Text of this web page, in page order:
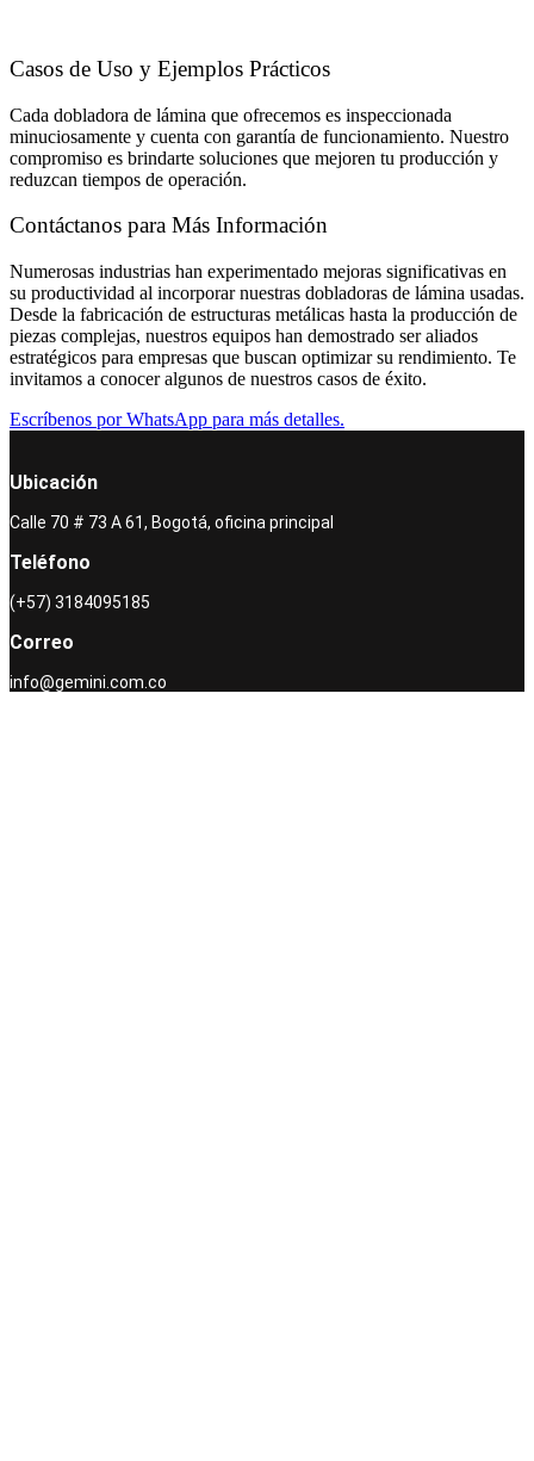
Casos de Uso y Ejemplos Prácticos
Cada dobladora de lámina que ofrecemos es inspeccionada
minuciosamente y cuenta con garantía de funcionamiento. Nuestro
compromiso es brindarte soluciones que mejoren tu producción y
reduzcan tiempos de operación.
Contáctanos para Más Información
Numerosas industrias han experimentado mejoras significativas en
su productividad al incorporar nuestras dobladoras de lámina usadas.
Desde la fabricación de estructuras metálicas hasta la producción de
piezas complejas, nuestros equipos han demostrado ser aliados
estratégicos para empresas que buscan optimizar su rendimiento. Te
invitamos a conocer algunos de nuestros casos de éxito.
Escríbenos por WhatsApp para más detalles.
Ubicación
Calle 70 # 73 A 61, Bogotá, oficina principal
Teléfono
(+57) 3184095185
Correo
info@gemini.com.co